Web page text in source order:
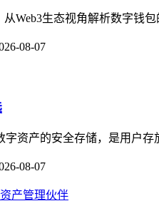
Web3生态视角解析数字钱
08-07
资产的安全存储，是用户
08-07